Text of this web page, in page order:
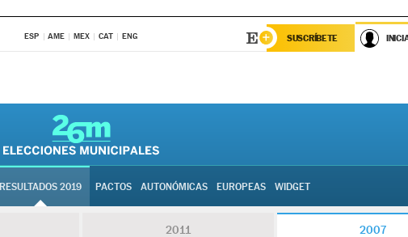
ESP AME MEX CAT ENG SUSCRÍBETE
RESULTADOS 2019 PACTOS AUTONÓMICAS EUROPEAS WIDGET
2011 2007